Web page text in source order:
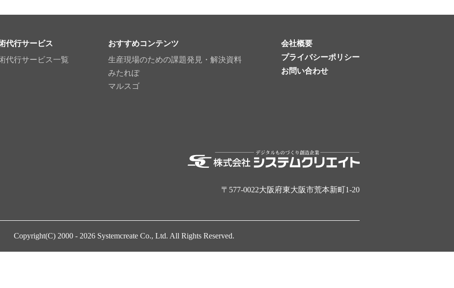
代行サービス
代行サービス一覧
おすすめコンテンツ
生産現場のための課題発見・解決資料
みたれぽ
マルスゴ
会社概要
プライバシーポリシー
お問い合わせ
〒577-0022大阪府東大阪市荒本新町1-20
Copyright(C) 2000 - 2026 Systemcreate Co., Ltd. All Rights Reserved.